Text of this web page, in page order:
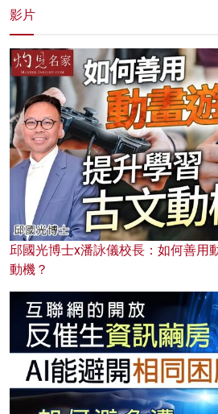
影片
邱國光博士x潘詠儀校長：如何善用
動機？